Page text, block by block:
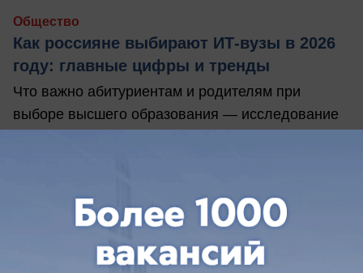
Общество
Как россияне выбирают ИТ-вузы в 2026
году: главные цифры и тренды
Что важно абитуриентам и родителям при
выборе высшего образования — исследование